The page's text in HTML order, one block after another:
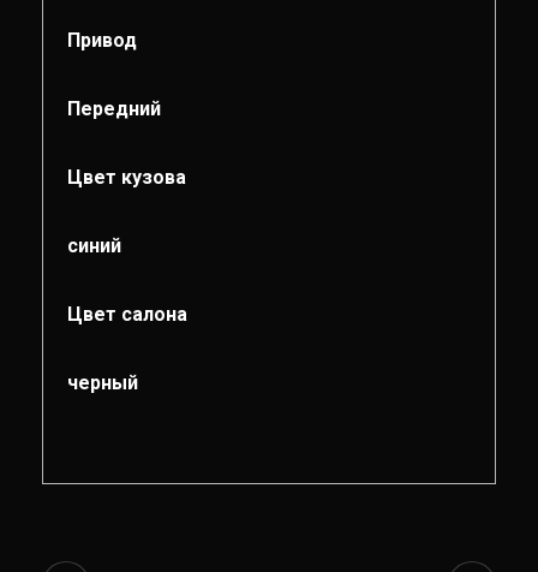
Привод
Передний
Цвет кузова
синий
Цвет салона
черный